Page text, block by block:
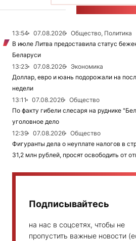
13:54 07.08.2026
Общество, Политика
В июле Литва предоставила статус
Беларуси
13:23
07.08.2026
Экономика
Доллар, евро и юань подорожали на
недели
13:11
07.08.2026
Общество
По факту гибели слесаря на руднике
уголовное дело
12:39
07.08.2026
Общество
Фигуранты дела о неуплате налогов в
31,2 млн рублей, просят освободить от
Подписывайтесь
на нас в соцсетях, чтобы не
пропустить важные новости